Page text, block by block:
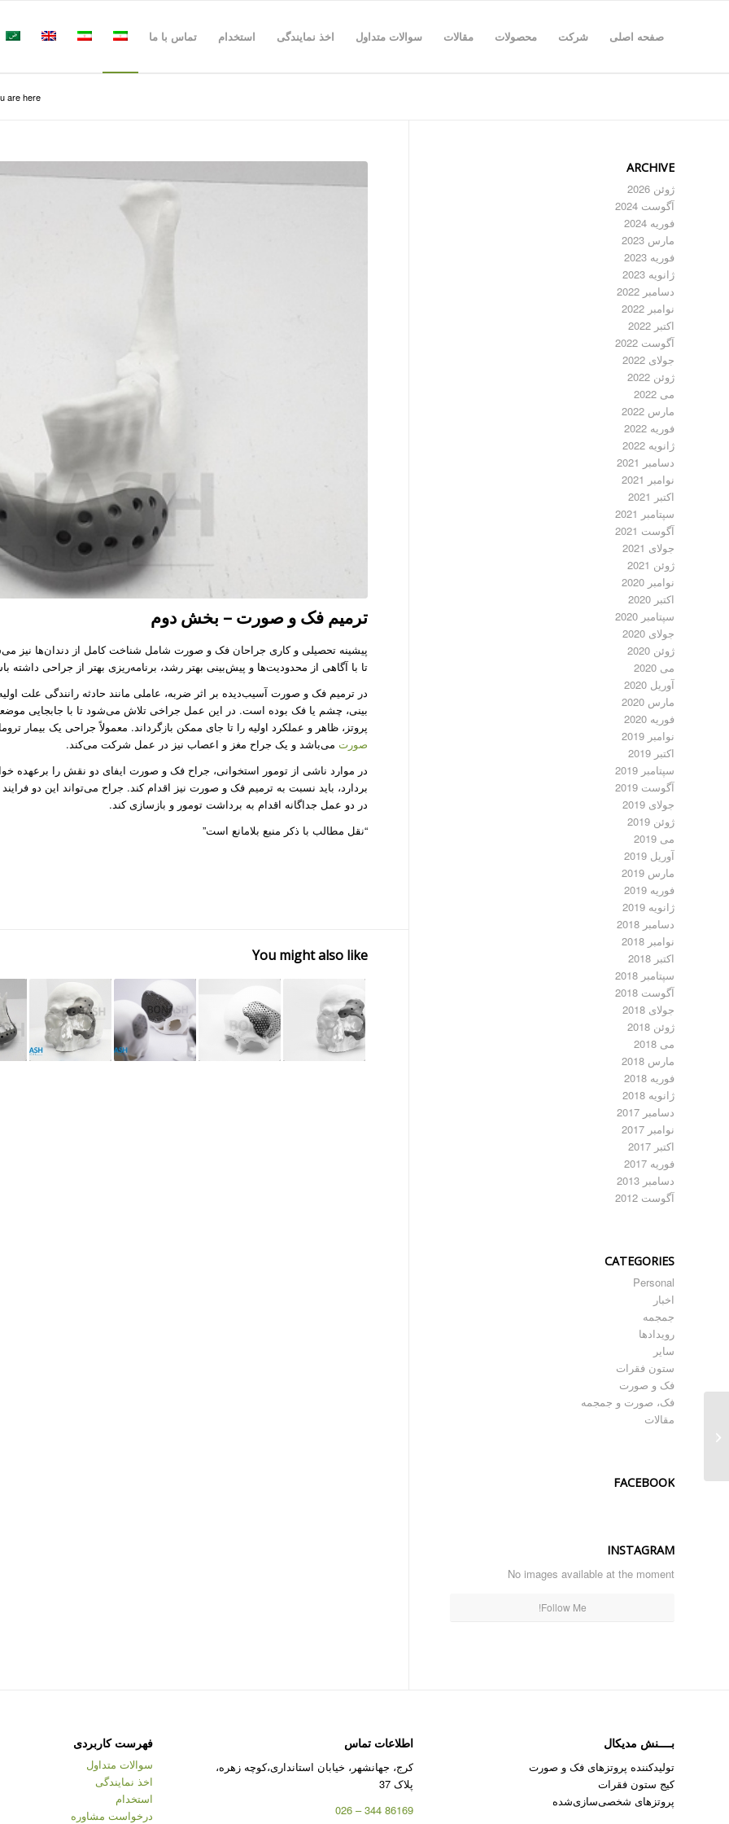
صفحه اصلی شرکت محصولات مقالات سوالات متداول اخذ نمایندگی استخدام تماس با ما
are here:
ترمیم فک و صورت – بخش دوم
پیشینه تحصیلی و کاری جراحان فک و صورت شامل شناخت کامل از دندان‌ها نیز
تا با آگاهی از محدودیت‌ها و پیش‌بینی بهتر رشد، برنامه‌ریزی بهتر از جراحی داشته
در ترمیم فک و صورت آسیب‌دیده بر اثر ضربه، عاملی مانند حادثه رانندگی علت
بینی، چشم یا فک بوده است. در این عمل جراخی تلاش می‌شود تا با جابجایی
پروتز، ظاهر و عملکرد اولیه را تا جای ممکن بازگرداند. معمولاً جراحی یک بیمار
صورتمی‌باشد و یک جراح مغز و اعصاب نیز در عمل شرکت می‌کند. ‌
در موارد ناشی از تومور استخوانی، جراح فک و صورت ایفای دو نقش را برعهده
بردارد، باید نسبت به ترمیم فک و صورت نیز اقدام کند. جراح می‌تواند این دو
در دو عمل جداگانه اقدام به برداشت تومور و بازسازی کند.
“نقل مطالب با ذکر منبع بلامانع است”
You might also like
ARCHIVE
ژوئن 2026
آگوست 2024
فوریه 2024
مارس 2023
فوریه 2023
ژانویه 2023
دسامبر 2022
نوامبر 2022
اکتبر 2022
آگوست 2022
جولای 2022
ژوئن 2022
می 2022
مارس 2022
فوریه 2022
ژانویه 2022
دسامبر 2021
نوامبر 2021
اکتبر 2021
سپتامبر 2021
آگوست 2021
جولای 2021
ژوئن 2021
نوامبر 2020
اکتبر 2020
سپتامبر 2020
جولای 2020
ژوئن 2020
می 2020
آوریل 2020
مارس 2020
فوریه 2020
نوامبر 2019
اکتبر 2019
سپتامبر 2019
آگوست 2019
جولای 2019
ژوئن 2019
می 2019
آوریل 2019
مارس 2019
فوریه 2019
ژانویه 2019
دسامبر 2018
نوامبر 2018
اکتبر 2018
سپتامبر 2018
آگوست 2018
جولای 2018
ژوئن 2018
می 2018
مارس 2018
فوریه 2018
ژانویه 2018
دسامبر 2017
نوامبر 2017
اکتبر 2017
فوریه 2017
دسامبر 2013
آگوست 2012
CATEGORIES
Personal
اخبار
جمجمه
رویدادها
سایر
ستون فقرات
فک و صورت
فک، صورت و جمجمه
مقالات
FACEBOOK
INSTAGRAM
No images available at the moment
Follow Me!
بــــنش مدیکال
تولیدکننده پروتزهای فک و صورت
کیج ستون فقرات
پروتزهای شخصی‌سازی‌شده
اطلاعات تماس
کرج، جهانشهر، خیابان استانداری،کوچه زهره،
پلاک 37
86169 344 – 026
فهرست کاربردی
سوالات متداول
اخذ نمایندگی
استخدام
درخواست مشاوره